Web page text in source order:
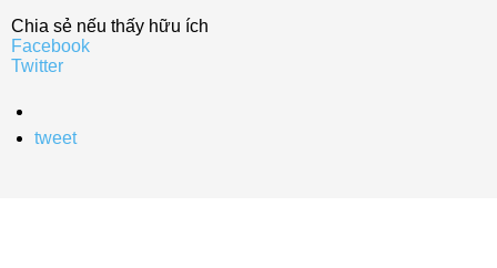
Chia sẻ nếu thấy hữu ích
Facebook
Twitter
tweet